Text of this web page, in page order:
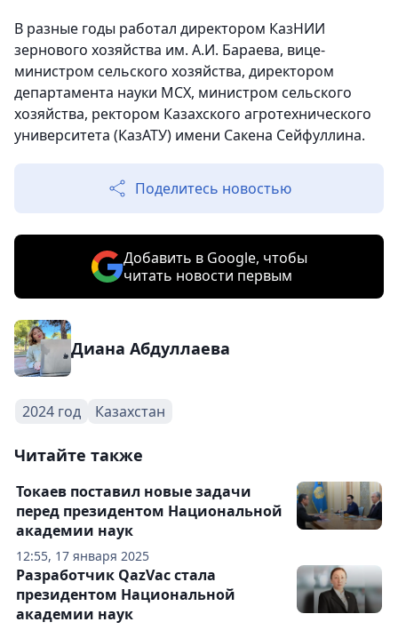
В разные годы работал директором КазНИИ
зернового хозяйства им. А.И. Бараева, вице-
министром сельского хозяйства, директором
департамента науки МСХ, министром сельского
хозяйства, ректором Казахского агротехнического
университета (КазАТУ) имени Сакена Сейфуллина.
Поделитесь новостью
Добавить в Google, чтобы
читать новости первым
Диана Абдуллаева
2024 год Казахстан
Читайте также
12:55, 17 января 2025
Токаев поставил новые задачи
перед президентом Национальной
академии наук
Разработчик QazVac стала
президентом Национальной
академии наук